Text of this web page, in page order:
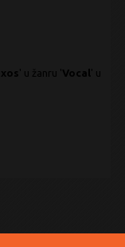
' u žanru 'Vocal ' u